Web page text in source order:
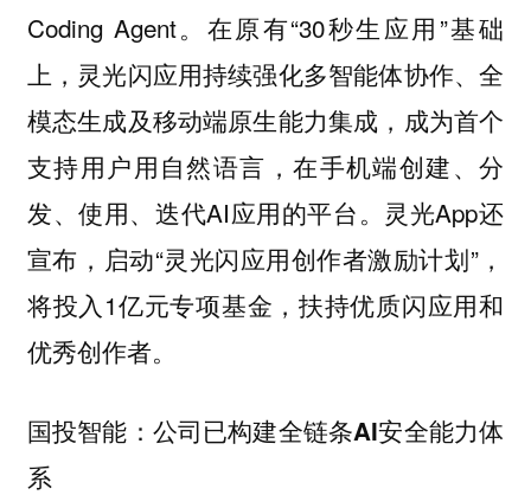
Coding Agent。在原有“30秒生应用”基础
上，灵光闪应用持续强化多智能体协作、全
模态生成及移动端原生能力集成，成为首个
支持用户用自然语言，在手机端创建、分
发、使用、迭代AI应用的平台。灵光App还
宣布，启动“灵光闪应用创作者激励计划”，
将投入1亿元专项基金，扶持优质闪应用和
优秀创作者。
国投智能：公司已构建全链条AI安全能力体
系